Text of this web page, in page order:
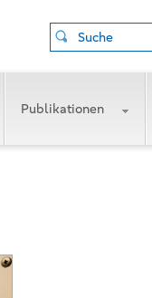
Suche
Publikationen